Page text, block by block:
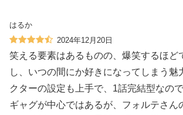
はるか
2024年12月20日
笑える要素はあるものの、爆笑するほど
し、いつの間にか好きになってしまう魅
クターの設定も上手で、1話完結型なの
ギャグが中心ではあるが、フォルテさん